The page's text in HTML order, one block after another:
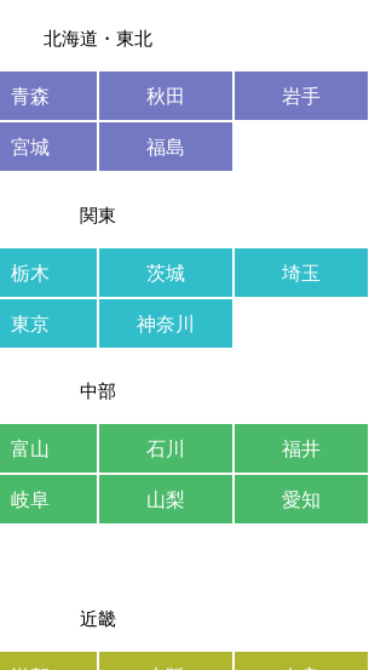
北海道・東北
青森 秋田
岩手
宮城 福島
関東
栃木 茨城
埼玉
東京 神奈川
中部
富山 石川
福井
岐阜 山梨
愛知
近畿